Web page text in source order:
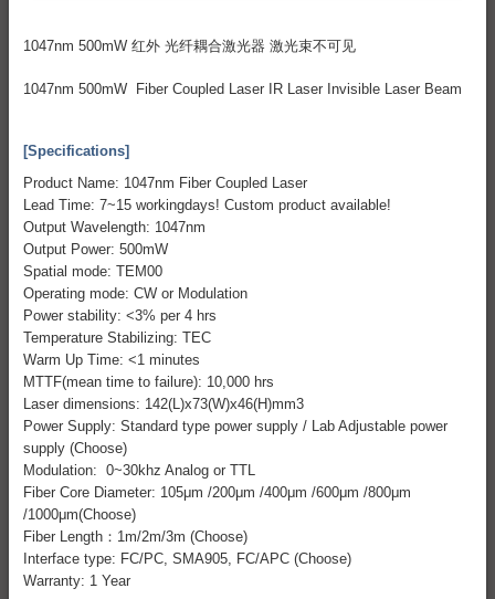
1047nm 500mW 红外 光纤耦合激光器 激光束不可见
1047nm 500mW Fiber Coupled Laser IR Laser Invisible Laser Beam
[Specifications]
Product Name: 1047nm Fiber Coupled Laser
Lead Time: 7~15 workingdays! Custom product available!
Output Wavelength: 1047nm
Output Power: 500mW
Spatial mode: TEM00
Operating mode: CW or Modulation
Power stability: <3% per 4 hrs
Temperature Stabilizing: TEC
Warm Up Time: <1 minutes
MTTF(mean time to failure): 10,000 hrs
Laser dimensions: 142(L)x73(W)x46(H)mm3
Power Supply: Standard type power supply / Lab Adjustable power
supply (Choose)
Modulation: 0~30khz Analog or TTL
Fiber Core Diameter: 105μm /200μm /400μm /600μm /800μm
/1000μm(Choose)
Fiber Length：1m/2m/3m (Choose)
Interface type: FC/PC, SMA905, FC/APC (Choose)
Warranty: 1 Year